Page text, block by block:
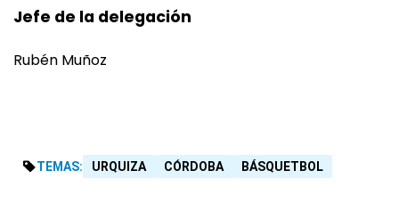
Jefe de la delegación
Rubén Muñoz
TEMAS: URQUIZA CÓRDOBA BÁSQUETBOL